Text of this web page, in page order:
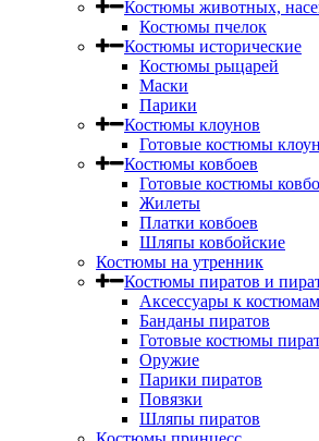
Костюмы животных,
Костюмы пчелок
Костюмы исторические
Костюмы рыцарей
Маски
Парики
Костюмы клоунов
Готовые костюмы
Костюмы ковбоев
Готовые костюмы
Жилеты
Платки ковбоев
Шляпы ковбойские
Костюмы на утренник
Костюмы пиратов и
Аксессуары к
Банданы пиратов
Готовые костюмы
Оружие
Парики пиратов
Повязки
Шляпы пиратов